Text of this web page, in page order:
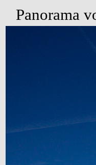
Panorama